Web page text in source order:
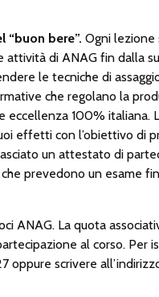
“buon bere”. Ogni lezione
attività di ANAG fin dalla
le tecniche di
che regolano la
eccellenza 100% italiana.
effetti con l’obiettivo di
un attestato di
prevedono un esame
ANAG. La quota
al corso. Per
oppure scrivere